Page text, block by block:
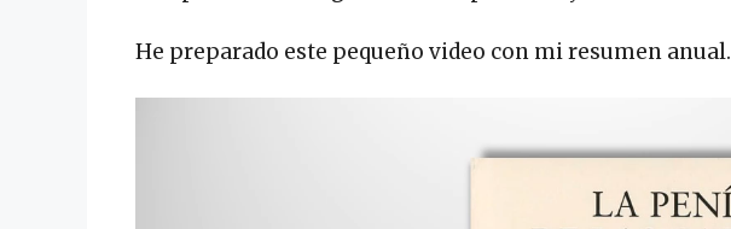
He preparado este pequeño video con mi resumen anual.